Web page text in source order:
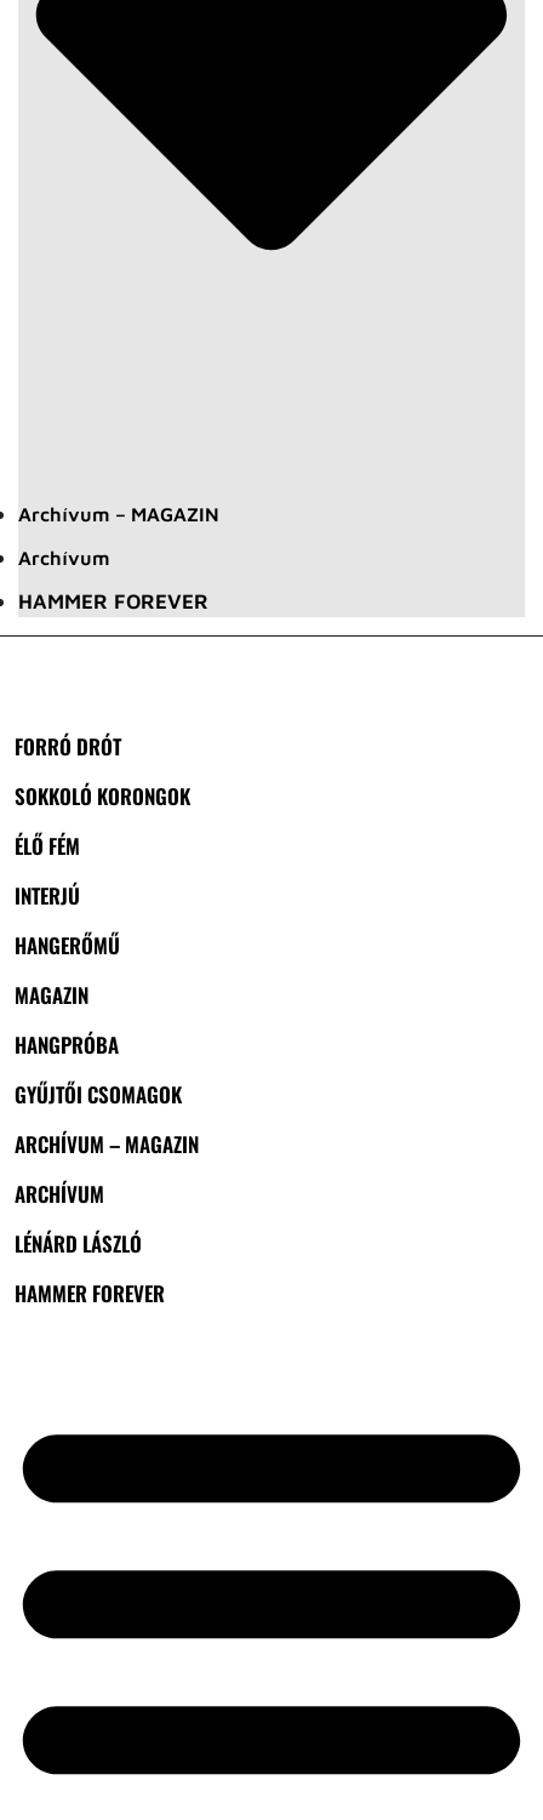
Archívum – MAGAZIN
Archívum
HAMMER FOREVER
FORRÓ DRÓT
SOKKOLÓ KORONGOK
ÉLŐ FÉM
INTERJÚ
HANGERŐMŰ
MAGAZIN
HANGPRÓBA
GYŰJTŐI CSOMAGOK
ARCHÍVUM – MAGAZIN
ARCHÍVUM
LÉNÁRD LÁSZLÓ
HAMMER FOREVER